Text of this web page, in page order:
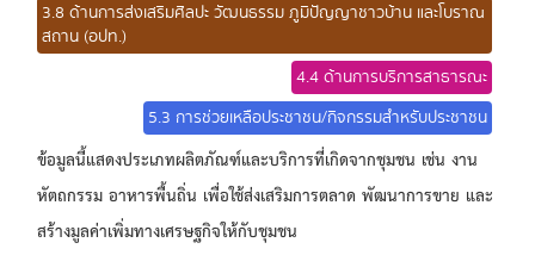
3.8 ด้านการส่งเสริมศิลปะ วัฒนธรรม ภูมิปัญญาชาวบ้าน และโบราณ
สถาน (อปท.)
4.4 ด้านการบริการสาธารณะ
5.3 การช่วยเหลือประชาชน/กิจกรรมสำหรับประชาชน
ข้อมูลนี้แสดงประเภทผลิตภัณฑ์และบริการที่เกิดจากชุมชน เช่น งาน
หัตถกรรม อาหารพื้นถิ่น เพื่อใช้ส่งเสริมการตลาด พัฒนาการขาย และ
สร้างมูลค่าเพิ่มทางเศรษฐกิจให้กับชุมชน